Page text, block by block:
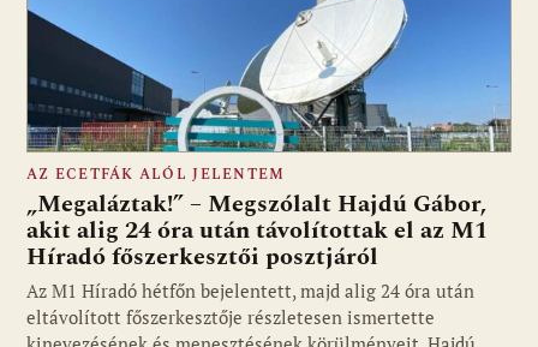
Fotó: media1.hu
AZ ECETFÁK ALÓL JELENTEM
„Megaláztak!” – Megszólalt Hajdú Gábor,
akit alig 24 óra után távolítottak el az M1
Híradó főszerkesztői posztjáról
Az M1 Híradó hétfőn bejelentett, majd alig 24 óra után
eltávolított főszerkesztője részletesen ismertette